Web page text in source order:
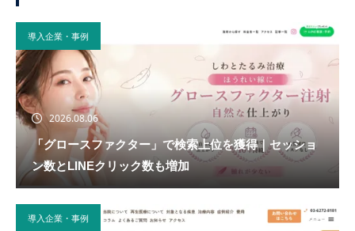
導入企業・事例
2026.08.06
「グロースファクター」で検索上位を獲得｜セッショ
ン数とLINEクリック数も増加
導入企業・事例